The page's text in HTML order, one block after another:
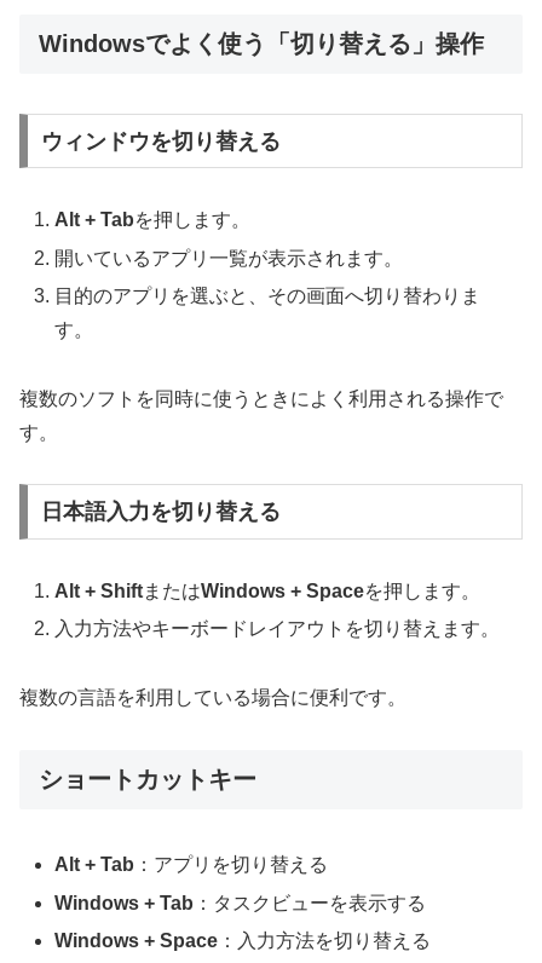
Windowsでよく使う「切り替える」操作
ウィンドウを切り替える
Alt + Tabを押します。
開いているアプリ一覧が表示されます。
目的のアプリを選ぶと、その画面へ切り替わりま
す。
複数のソフトを同時に使うときによく利用される操作で
す。
日本語入力を切り替える
Alt + ShiftまたはWindows + Spaceを押します。
入力方法やキーボードレイアウトを切り替えます。
複数の言語を利用している場合に便利です。
ショートカットキー
Alt + Tab ：アプリを切り替える
Windows + Tab ：タスクビューを表示する
Windows + Space ：入力方法を切り替える